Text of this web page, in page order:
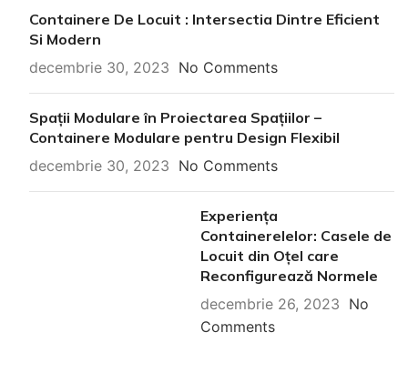
Containere De Locuit : Intersectia Dintre Eficient
Si Modern
decembrie 30, 2023 No Comments
Spații Modulare în Proiectarea Spațiilor –
Containere Modulare pentru Design Flexibil
decembrie 30, 2023 No Comments
Experiența
Containerelelor: Casele de
Locuit din Oțel care
Reconfigurează Normele
decembrie 26, 2023 No
Comments